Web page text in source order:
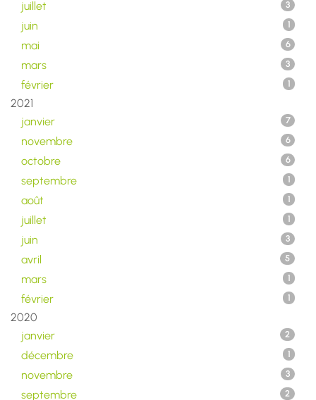
juillet 3
juin 1
mai 6
mars 3
février 1
2021
janvier
7
novembre 6
octobre 6
septembre 1
août 1
juillet 1
juin 3
avril 5
mars 1
février 1
2020
janvier
2
décembre 1
novembre 3
septembre 2